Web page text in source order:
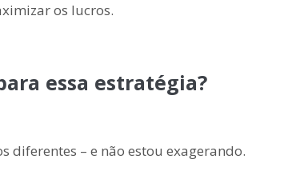
os lucros.
essa estratégia?
diferentes – e não estou exagerando.